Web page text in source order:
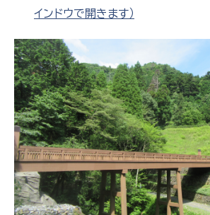
インドウで開きます）